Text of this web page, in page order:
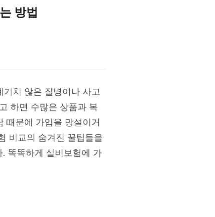
방법
치 않은 질병이나 사고
하면 수많은 상품과 복
때문에 가입을 망설이거
비교의 숨겨진 꿀팁들을
똑똑하게 실비보험에 가